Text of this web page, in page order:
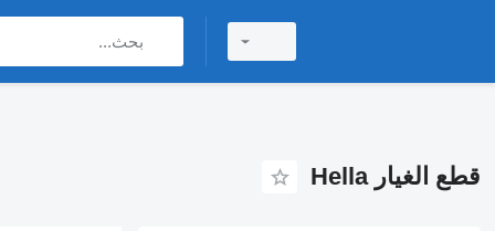
قطع الغيار Hella